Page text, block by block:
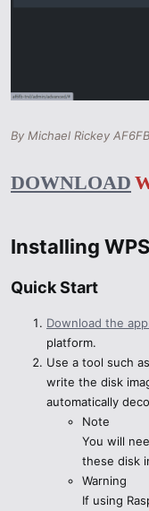
By Michael Rickey AF6FB
DOWNLOAD
Installing
Quick Start​
Download the
platform.
Use a tool such as
write the disk
automatically
Note
You will
these disk
Warning
If using